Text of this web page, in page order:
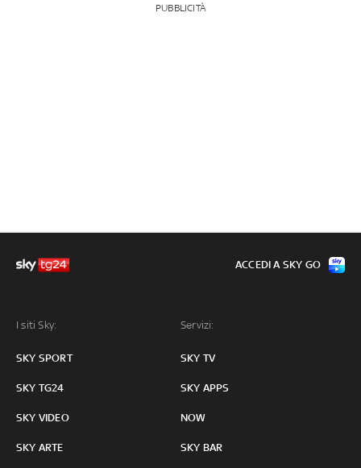
PUBBLICITÀ
I siti Sky:
SKY SPORT
SKY TG24
SKY VIDEO
SKY ARTE
Servizi:
SKY TV
SKY APPS
NOW
SKY BAR
ACCEDI A SKY GO